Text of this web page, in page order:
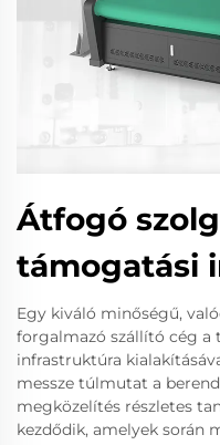
Átfogó
támogatási
Egy kiváló minőségű,
forgalmazó szállító cég a
infrastruktúra
messze túlmutat a
megközelítés részletes
kezdődik, amelyek során